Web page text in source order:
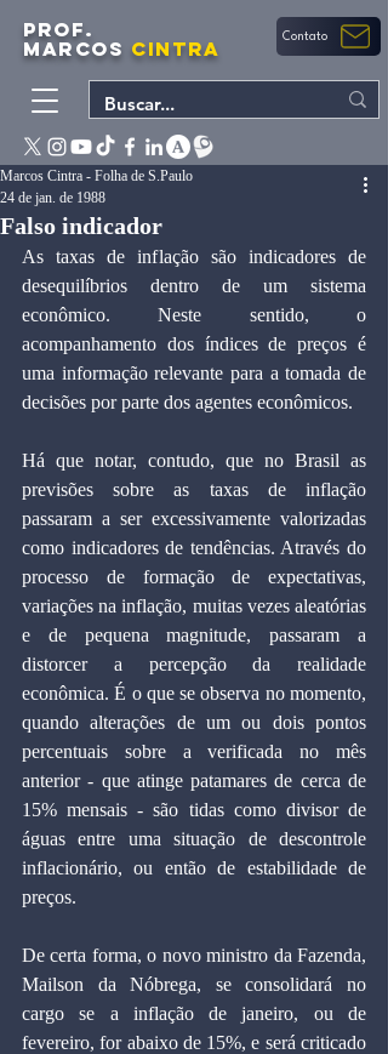
PROF.
MARCOS CINTRA Contato
Falso indicador
Marcos Cintra - Folha de S.Paulo
24 de jan. de 1988
As taxas de inflação são indicadores de
desequilíbrios dentro de um sistema
econômico. Neste sentido, o
acompanhamento dos índices de preços é
uma informação relevante para a tomada de
decisões por parte dos agentes econômicos.
Há que notar, contudo, que no Brasil as
previsões sobre as taxas de inflação
passaram a ser excessivamente valorizadas
como indicadores de tendências. Através do
processo de formação de expectativas,
variações na inflação, muitas vezes aleatórias
e de pequena magnitude, passaram a
distorcer a percepção da realidade
econômica. É o que se observa no momento,
quando alterações de um ou dois pontos
percentuais sobre a verificada no mês
anterior - que atinge patamares de cerca de
15% mensais - são tidas como divisor de
águas entre uma situação de descontrole
inflacionário, ou então de estabilidade de
preços.
De certa forma, o novo ministro da Fazenda,
Mailson da Nóbrega, se consolidará no
cargo se a inflação de janeiro, ou de
fevereiro, for abaixo de 15%, e será criticado